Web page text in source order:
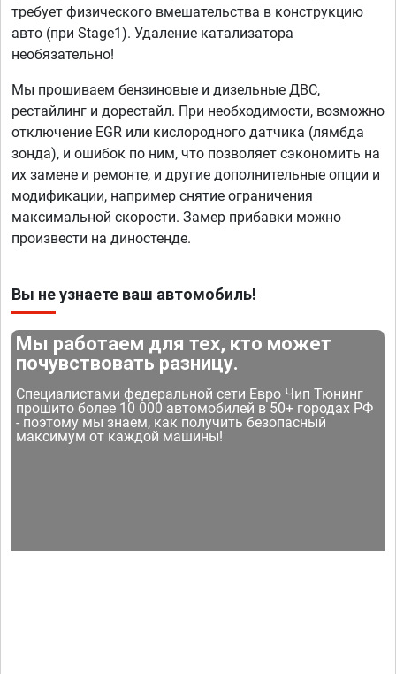
требует физического вмешательства в конструкцию
авто (при Stage1). Удаление катализатора
необязательно!
Мы прошиваем бензиновые и дизельные ДВС,
рестайлинг и дорестайл. При необходимости, возможно
отключение EGR или кислородного датчика (лямбда
зонда), и ошибок по ним, что позволяет сэкономить на
их замене и ремонте, и другие дополнительные опции и
модификации, например снятие ограничения
максимальной скорости. Замер прибавки можно
произвести на диностенде.
Вы не узнаете ваш автомобиль!
Мы работаем для тех, кто может
почувствовать разницу.
Специалистами федеральной сети Евро Чип Тюнинг
прошито более 10 000 автомобилей в 50+ городах РФ
- поэтому мы знаем, как получить безопасный
максимум от каждой машины!